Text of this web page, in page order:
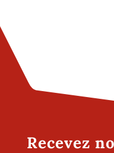
Recevez